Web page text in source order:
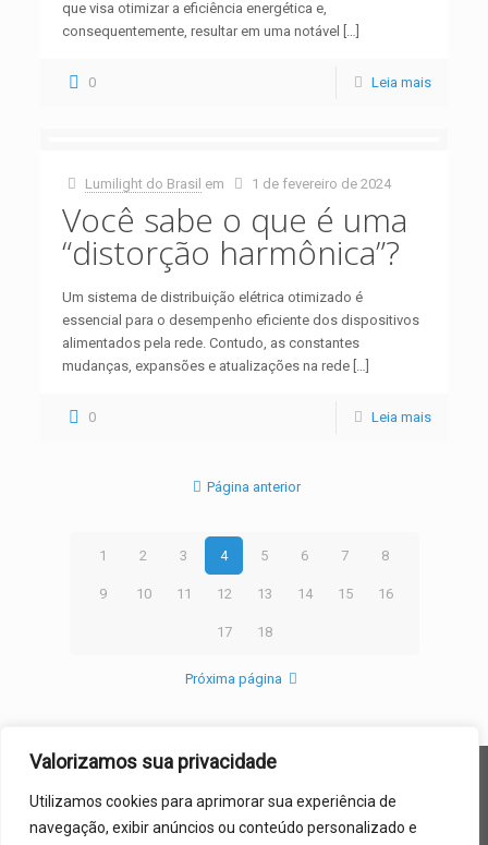
Valorizamos sua privacidade
Utilizamos cookies para aprimorar sua experiência de
navegação, exibir anúncios ou conteúdo personalizado e
que visa otimizar a eficiência energética e,
consequentemente, resultar em uma notável
[…]
0 Leia mais
Lumilight do Brasil em 1 de fevereiro de 2024
Você sabe o que é uma
“distorção harmônica”?
Um sistema de distribuição elétrica otimizado é
essencial para o desempenho eficiente dos dispositivos
alimentados pela rede. Contudo, as constantes
mudanças, expansões e atualizações na rede […]
0 Leia mais
Página anterior
1 2 3 4 5 6 7 8
9 10 11 12 13 14 15 16
17 18
Próxima página